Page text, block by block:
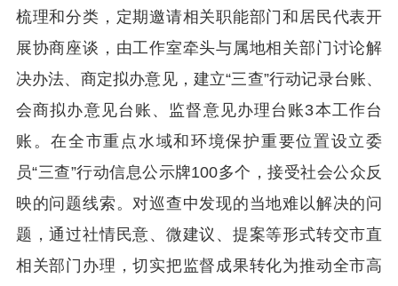
梳理和分类，定期邀请相关职能部门和居民代表开
展协商座谈，由工作室牵头与属地相关部门讨论解
决办法、商定拟办意见，建立“三查”行动记录台账、
会商拟办意见台账、监督意见办理台账3本工作台
账。在全市重点水域和环境保护重要位置设立委
员“三查”行动信息公示牌100多个，接受社会公众反
映的问题线索。对巡查中发现的当地难以解决的问
题，通过社情民意、微建议、提案等形式转交市直
相关部门办理，切实把监督成果转化为推动全市高